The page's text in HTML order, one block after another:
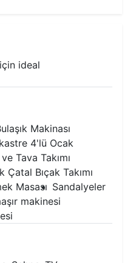
ideal
Makinası
4'lü Ocak
Tava Takımı
Çatal Bıçak Takımı
Masası Sandalyeler
makinesi